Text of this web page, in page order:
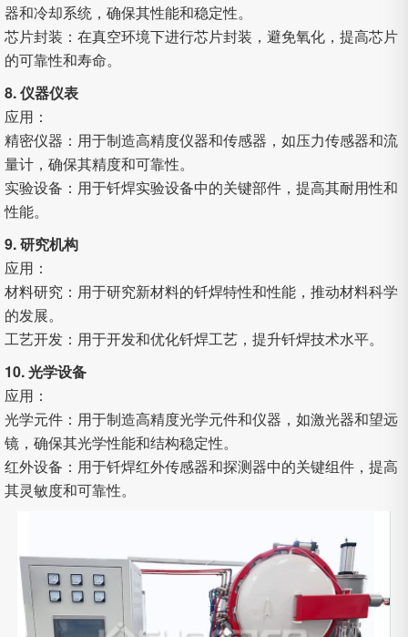
器和冷却系统，确保其性能和稳定性。
芯片封装：在真空环境下进行芯片封装，避免氧化，提高芯片
的可靠性和寿命。
8. 仪器仪表
应用：
精密仪器：用于制造高精度仪器和传感器，如压力传感器和流
量计，确保其精度和可靠性。
实验设备：用于钎焊实验设备中的关键部件，提高其耐用性和
性能。
9. 研究机构
应用：
材料研究：用于研究新材料的钎焊特性和性能，推动材料科学
的发展。
工艺开发：用于开发和优化钎焊工艺，提升钎焊技术水平。
10. 光学设备
应用：
光学元件：用于制造高精度光学元件和仪器，如激光器和望远
镜，确保其光学性能和结构稳定性。
红外设备：用于钎焊红外传感器和探测器中的关键组件，提高
其灵敏度和可靠性。